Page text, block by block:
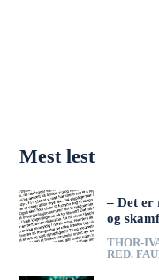
Mest lest
– Det er
og
THOR-
RED.